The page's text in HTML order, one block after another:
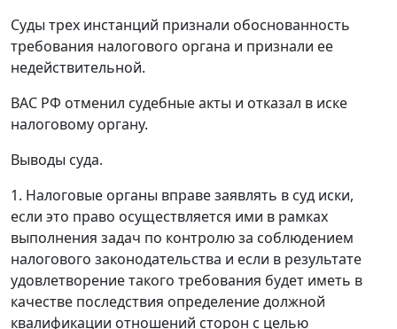
Суды трех инстанций признали обоснованность
требования налогового органа и признали ее
недействительной.
ВАС РФ отменил судебные акты и отказал в иске
налоговому органу.
Выводы суда.
1. Налоговые органы вправе заявлять в суд иски,
если это право осуществляется ими в рамках
выполнения задач по контролю за соблюдением
налогового законодательства и если в результате
удовлетворение такого требования будет иметь в
качестве последствия определение должной
квалификации отношений сторон с целью